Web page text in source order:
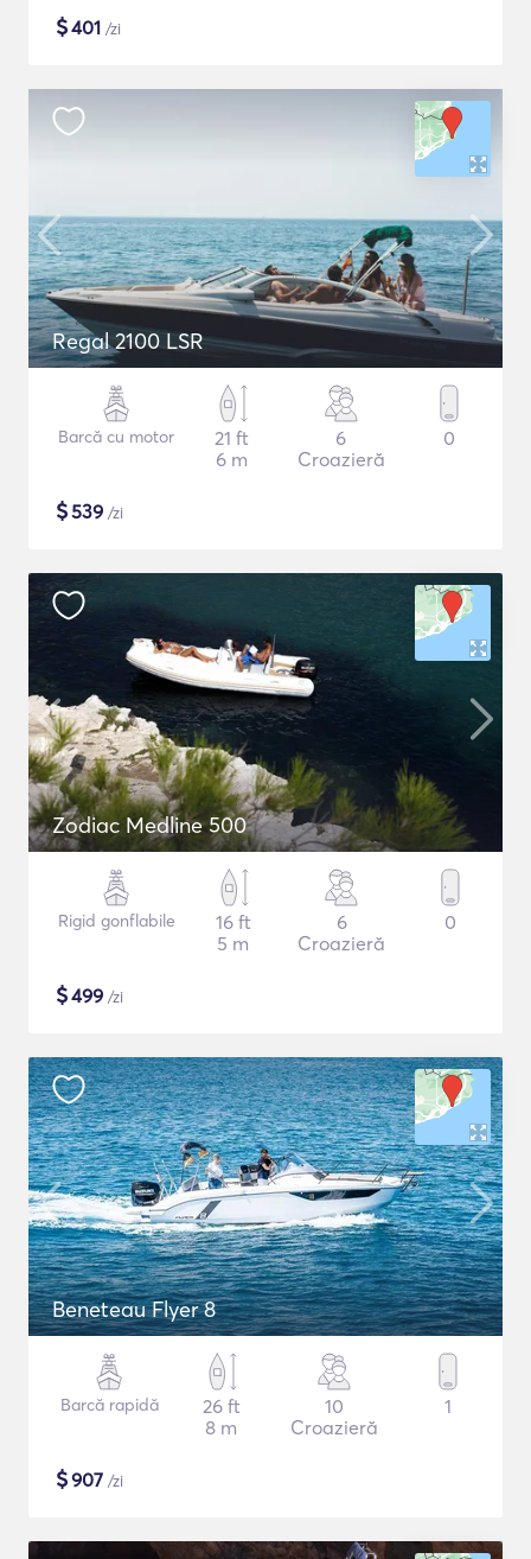
$401 /zi
Regal 2100 LSR
Barcă cu motor
21 ft
6 m
6
Croazieră
0
$539 /zi
Zodiac Medline 500
Rigid gonflabile
16 ft
5 m
6
Croazieră
0
$499 /zi
Beneteau Flyer 8
Barcă rapidă
26 ft
8 m
10
Croazieră
1
$907 /zi